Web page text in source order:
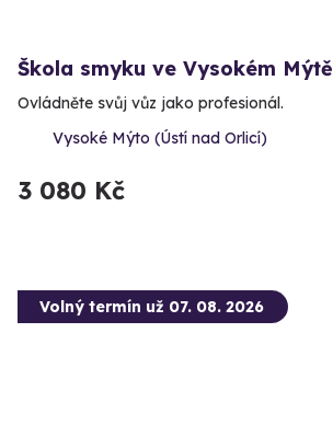
Škola smyku ve Vysokém Mýtě
Ovládněte svůj vůz jako profesionál.
Vysoké Mýto (Ústí nad Orlicí)
3 080 Kč
Volný termín už 07. 08. 2026